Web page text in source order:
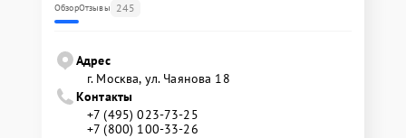
ОбзорОтзывы 245
Адрес
г. Москва, ул. Чаянова 18
Контакты
+7 (495) 023-73-25
+7 (800) 100-33-26